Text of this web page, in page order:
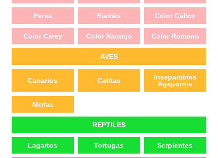
Persa Siamés Color Calico
Color Carey Color Naranjo Color Romano
AVES
Canarios Catitas
Inseparables
Agapornis
Ninfas
REPTILES
Lagartos Tortugas Serpientes